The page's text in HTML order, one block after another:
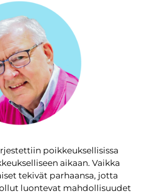
poikkeuksellisissa
aikaan. Vaikka
tekivät parhaansa, jotta
luontevat mahdollisuudet